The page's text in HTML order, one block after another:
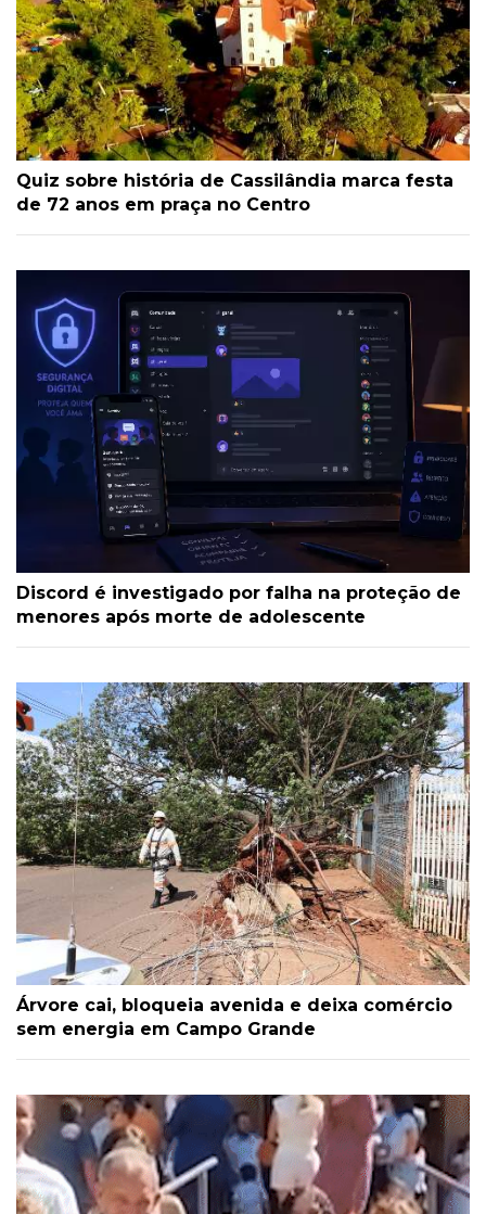
Quiz sobre história de Cassilândia marca festa
de 72 anos em praça no Centro
Discord é investigado por falha na proteção de
menores após morte de adolescente
Árvore cai, bloqueia avenida e deixa comércio
sem energia em Campo Grande